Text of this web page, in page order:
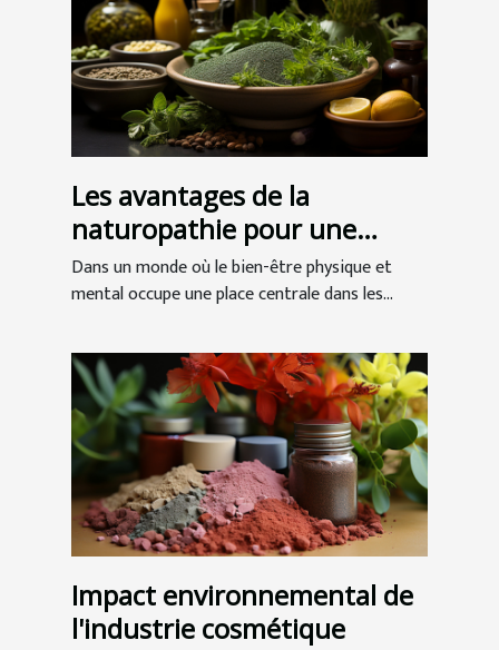
Les avantages de la
naturopathie pour une
meilleure santé globale
Dans un monde où le bien-être physique et
mental occupe une place centrale dans les...
Impact environnemental de
l'industrie cosmétique